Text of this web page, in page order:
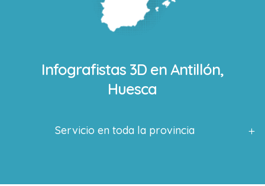
Infografistas 3D enAntillón,
Huesca
Servicio en toda la provincia